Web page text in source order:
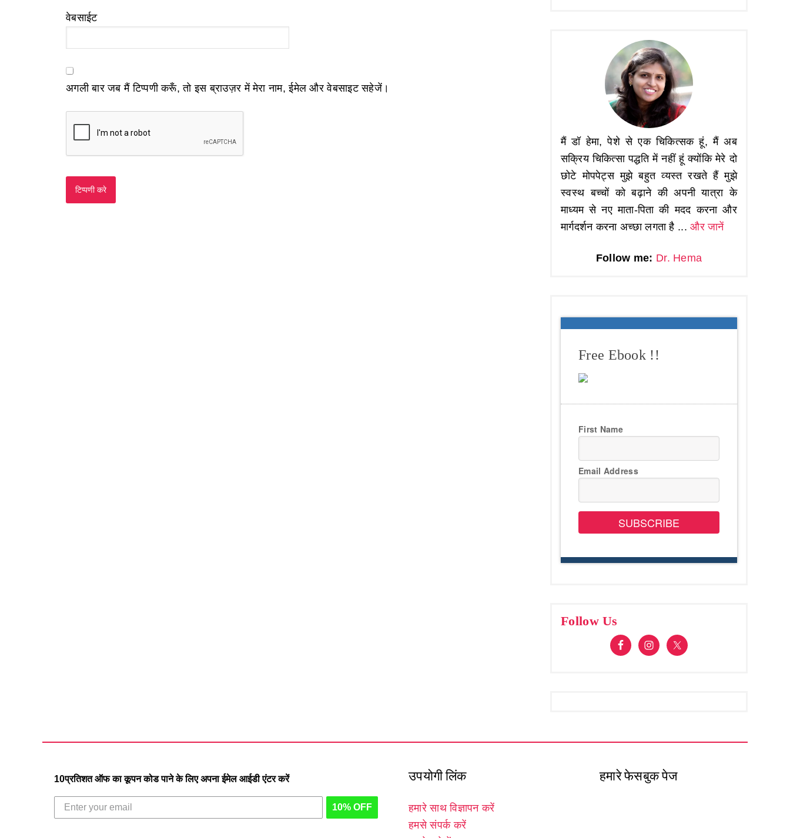
वेबसाईट
अगली बार जब मैं टिप्पणी करूँ, तो इस ब्राउज़र में मेरा नाम, ईमेल और वेबसाइट सहेजें।
मैं डॉ हेमा, पेशे से एक चिकित्सक हूं, मैं अब
सक्रिय चिकित्सा पद्धति में नहीं हूं क्योंकि मेरे दो
छोटे मोपपेट्स मुझे बहुत व्यस्त रखते हैं मुझे
स्वस्थ बच्चों को बढ़ाने की अपनी यात्रा के
माध्यम से नए माता-पिता की मदद करना और
मार्गदर्शन करना अच्छा लगता है ...और जानें
Follow me: Dr. Hema
Free Ebook !!
First Name
Email Address
SUBSCRIBE
Follow Us
10प्रतिशत ऑफ का कूपन कोड पाने के लिए अपना ईमेल आईडी एंटर करें
10% OFF
उपयोगी लिंक
हमारे साथ विज्ञापन करें
हमसे संपर्क करें
हमारे फेसबुक पेज